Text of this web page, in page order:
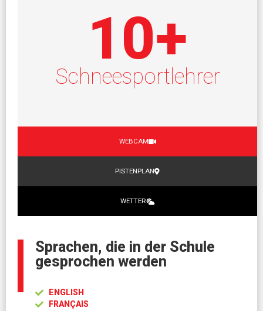
Schneesportlehrer
10+
WEBCAM
PISTENPLAN
WETTER
Sprachen, die in der Schule
gesprochen werden
ENGLISH
FRANÇAIS